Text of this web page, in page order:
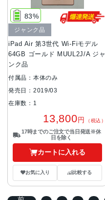
iPad Air 第3世代 Wi-Fiモデル
64GB ゴールド MUUL2J/A ジャ
ンク品
83%
ジャンク品
付属品：本体のみ
発売日：2019/03
在庫数：1
13,800円 （税込）
17時までのご注文で当日発送※休
日を除く
カートに入れる
お気に入り 比較する